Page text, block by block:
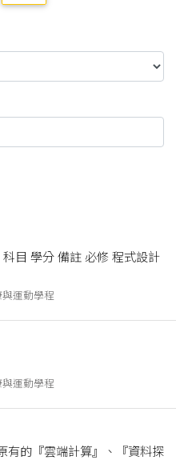
運動學程
運動學程
有的『雲端計算』、『資料探